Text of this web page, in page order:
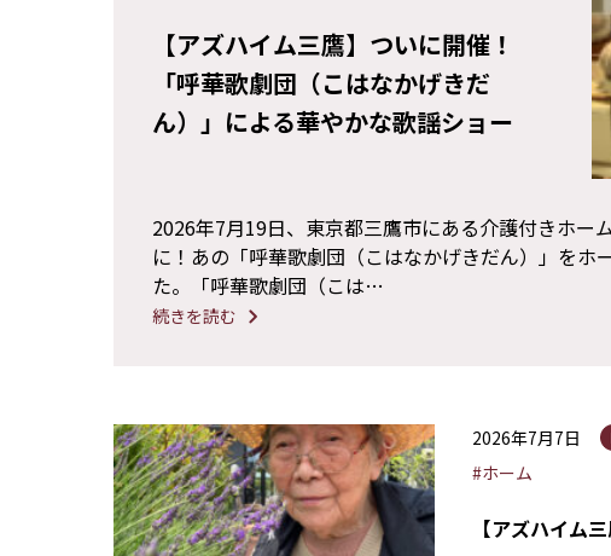
【アズハイム三鷹】ついに開催！
「呼華歌劇団（こはなかげきだ
ん）」による華やかな歌謡ショー
2026年7月19日、東京都三鷹市にある介護付きホー
に！あの「呼華歌劇団（こはなかげきだん）」を
た。「呼華歌劇団（こは…
続きを読む
2026年7月7日
#ホーム
【アズハイム